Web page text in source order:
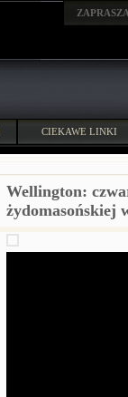
CIEKAWE LINKI
Wellington:
żydomasońskiej